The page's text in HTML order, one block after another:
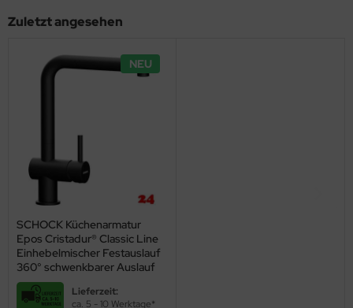
Zuletzt angesehen
NEU
SCHOCK Küchenarmatur
Epos Cristadur® Classic Line
Einhebelmischer Festauslauf
360° schwenkbarer Auslauf
Lieferzeit:
ca. 5 - 10 Werktage*